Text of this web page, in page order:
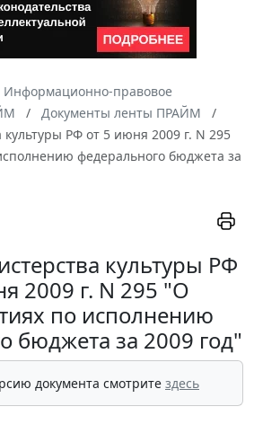
Информационно-правовое
Документы ленты ПРАЙМ
РФ от 5 июня 2009 г. N 295
федерального бюджета за
культуры РФ
2009 г. N 295 "О
по исполнению
бюджета за 2009 год"
документа смотрите здесь